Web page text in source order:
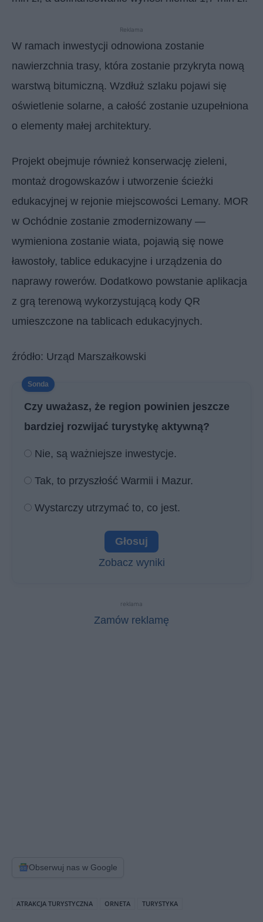
Reklama
W ramach inwestycji odnowiona zostanie
nawierzchnia trasy, która zostanie przykryta nową
warstwą bitumiczną. Wzdłuż szlaku pojawi się
oświetlenie solarne, a całość zostanie uzupełniona
o elementy małej architektury.
Projekt obejmuje również konserwację zieleni,
montaż drogowskazów i utworzenie ścieżki
edukacyjnej w rejonie miejscowości Lemany. MOR
w Ochódnie zostanie zmodernizowany —
wymieniona zostanie wiata, pojawią się nowe
ławostoły, tablice edukacyjne i urządzenia do
naprawy rowerów. Dodatkowo powstanie aplikacja
z grą terenową wykorzystującą kody QR
umieszczone na tablicach edukacyjnych.
źródło: Urząd Marszałkowski
Czy uważasz, że region powinien jeszcze
bardziej rozwijać turystykę aktywną?
Nie, są ważniejsze inwestycje.
Tak, to przyszłość Warmii i Mazur.
Wystarczy utrzymać to, co jest.
Zobacz wyniki
reklama
Zamów reklamę
Obserwuj nas w Google
ATRAKCJA TURYSTYCZNA ORNETA TURYSTYKA